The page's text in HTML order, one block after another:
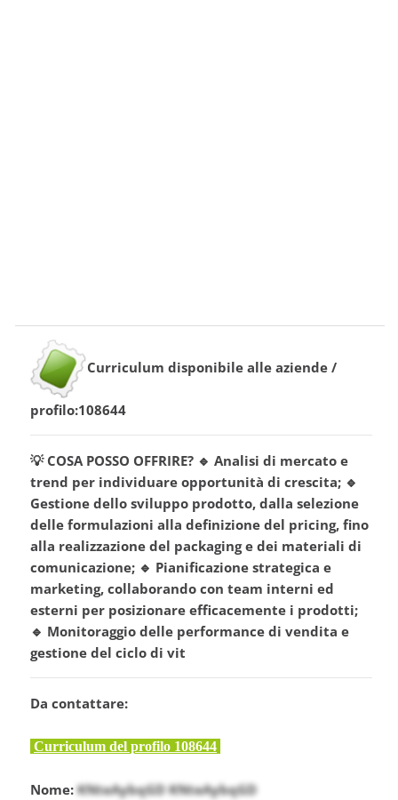
Curriculum disponibile alle aziende /
profilo:108644
💡 COSA POSSO OFFRIRE? 🔹 Analisi di mercato e
trend per individuare opportunità di crescita; 🔹
Gestione dello sviluppo prodotto, dalla selezione
delle formulazioni alla definizione del pricing, fino
alla realizzazione del packaging e dei materiali di
comunicazione; 🔹 Pianificazione strategica e
marketing, collaborando con team interni ed
esterni per posizionare efficacemente i prodotti;
🔹 Monitoraggio delle performance di vendita e
gestione del ciclo di vit
Da contattare:
Curriculum del profilo 108644
Nome:KNteAybqGD KNteAybqGD